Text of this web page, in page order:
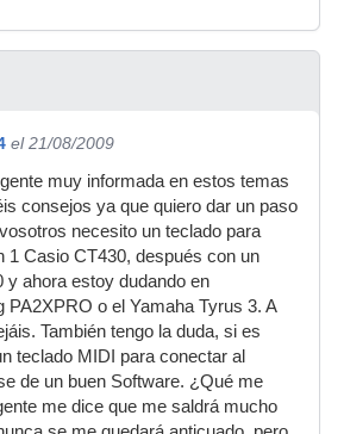
el 21/08/2009
muy informada en estos temas
consejos ya que quiero dar un paso
necesito un teclado para
1 Casio CT430, después con un
y ahora estoy dudando en
PA2XPRO o el Yamaha Tyrus 3. A
También tengo la duda, si es
teclado MIDI para conectar al
de un buen Software. ¿Qué me
me dice que me saldrá mucho